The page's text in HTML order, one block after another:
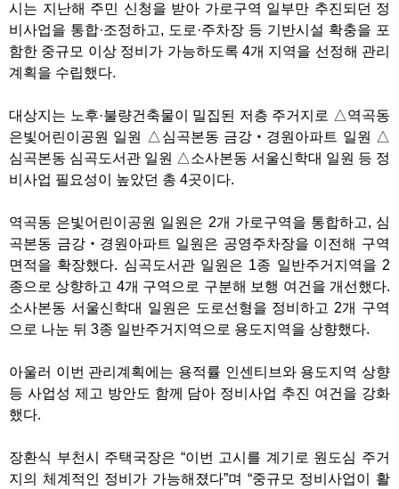
시는 지난해 주민 신청을 받아 가로구역 일부만 추진되던 정
비사업을 통합·조정하고, 도로·주차장 등 기반시설 확충을 포
함한 중규모 이상 정비가 가능하도록 4개 지역을 선정해 관리
계획을 수립했다.
대상지는 노후·불량건축물이 밀집된 저층 주거지로 △역곡동
은빛어린이공원 일원 △심곡본동 금강‧경원아파트 일원 △
심곡본동 심곡도서관 일원 △소사본동 서울신학대 일원 등 정
비사업 필요성이 높았던 총 4곳이다.
역곡동 은빛어린이공원 일원은 2개 가로구역을 통합하고, 심
곡본동 금강‧경원아파트 일원은 공영주차장을 이전해 구역
면적을 확장했다. 심곡도서관 일원은 1종 일반주거지역을 2
종으로 상향하고 4개 구역으로 구분해 보행 여건을 개선했다.
소사본동 서울신학대 일원은 도로선형을 정비하고 2개 구역
으로 나눈 뒤 3종 일반주거지역으로 용도지역을 상향했다.
아울러 이번 관리계획에는 용적률 인센티브와 용도지역 상향
등 사업성 제고 방안도 함께 담아 정비사업 추진 여건을 강화
했다.
장환식 부천시 주택국장은 “이번 고시를 계기로 원도심 주거
지의 체계적인 정비가 가능해졌다”며 “중규모 정비사업이 활